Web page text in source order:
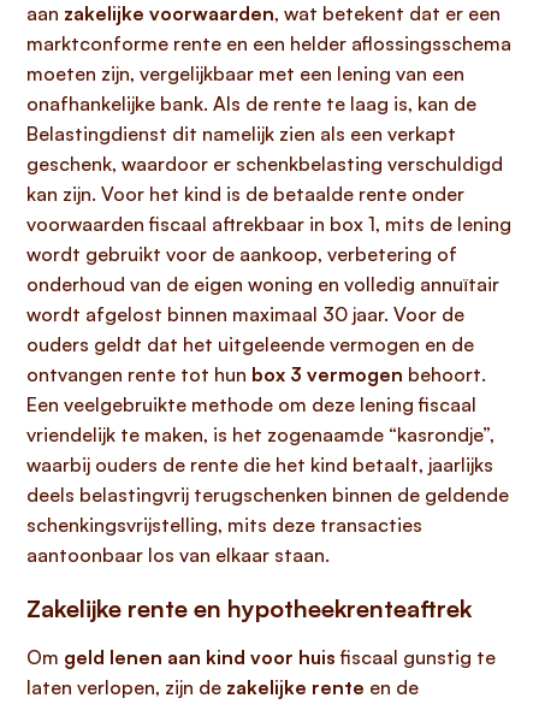
aan zakelijke voorwaarden, wat betekent dat er een
marktconforme rente en een helder aflossingsschema
moeten zijn, vergelijkbaar met een lening van een
onafhankelijke bank. Als de rente te laag is, kan de
Belastingdienst dit namelijk zien als een verkapt
geschenk, waardoor er schenkbelasting verschuldigd
kan zijn. Voor het kind is de betaalde rente onder
voorwaarden fiscaal aftrekbaar in box 1, mits de lening
wordt gebruikt voor de aankoop, verbetering of
onderhoud van de eigen woning en volledig annuïtair
wordt afgelost binnen maximaal 30 jaar. Voor de
ouders geldt dat het uitgeleende vermogen en de
ontvangen rente tot hun box 3 vermogen behoort.
Een veelgebruikte methode om deze lening fiscaal
vriendelijk te maken, is het zogenaamde “kasrondje”,
waarbij ouders de rente die het kind betaalt, jaarlijks
deels belastingvrij terugschenken binnen de geldende
schenkingsvrijstelling, mits deze transacties
aantoonbaar los van elkaar staan.
Zakelijke rente en hypotheekrenteaftrek
Om geld lenen aan kind voor huis fiscaal gunstig te
laten verlopen, zijn de zakelijke rente en de